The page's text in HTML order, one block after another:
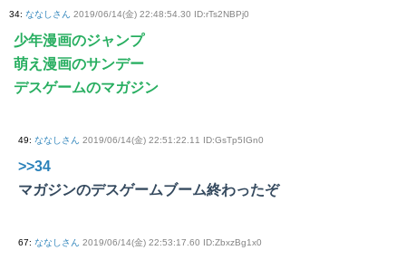
34: ななしさん 2019/06/14(金) 22:48:54.30 ID:rTs2NBPj0
少年漫画のジャンプ
萌え漫画のサンデー
デスゲームのマガジン
49: ななしさん 2019/06/14(金) 22:51:22.11 ID:GsTp5IGn0
>>34
マガジンのデスゲームブーム終わったぞ
67: ななしさん 2019/06/14(金) 22:53:17.60 ID:ZbxzBg1x0